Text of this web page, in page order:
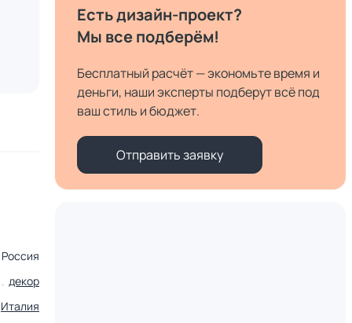
Россия
декор
Италия
Есть дизайн-проект?
Мы все подберём!
Бесплатный расчёт — экономьте время и
деньги, наши эксперты подберут всё под
ваш стиль и бюджет.
Отправить заявку